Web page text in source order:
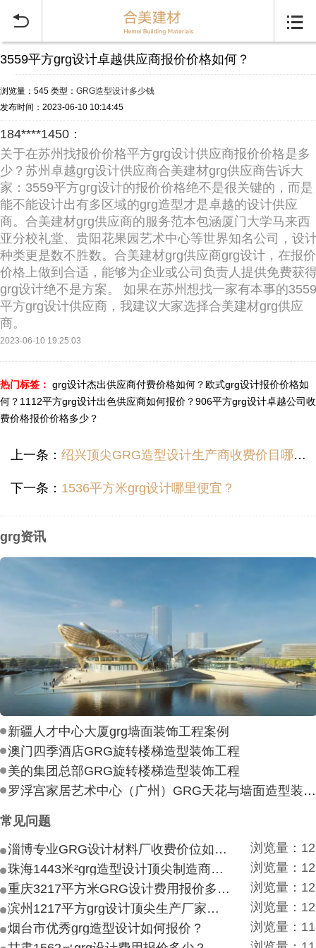
 
3559平方grg设计卓越供应商报价价格如何？
浏览量：545 类型： GRG造型设计多少钱
发布时间：2023-06-10 10:14:45
184****1450：
关于在苏州找报价价格平方grg设计供应商报价价格是多
少？苏州卓越grg设计供应商合美建材grg供应商告诉大
家：3559平方grg设计的报价价格绝不是很关键的，而是
能不能设计出有多区域的grg造型才是卓越的设计供应
商。合美建材grg供应商的服务范本包涵厦门大学马来西
亚分校礼堂、贵阳花果园艺术中心等世界知名公司，设
种类更是数不胜数。合美建材grg供应商grg设计，在报价
价格上做到合适，能够为企业或公司负责人提供免费获
grg设计绝不是方案。 如果在苏州想找一家有本事的3559
平方grg设计供应商，我建议大家选择合美建材grg供应
商。
2023-06-10 19:25:03
热门标签： grg设计杰出供应商付费价格如何？欧式grg设计报价价格如
何？ 1112平方grg设计出色供应商如何报价？906平方grg设计卓越公司收
费价格报价价格多少？
上一条： 绍兴顶尖GRG造型设计生产商收费价目哪里便宜？
下一条： 1536平方米grg设计哪里便宜？
grg资讯
新疆人才中心大厦grg墙面装饰工程案例
澳门四季酒店GRG旋转楼梯造型装饰工程
美的集团总部GRG旋转楼梯造型装饰工程
罗浮宫家居艺术中心（广州）GRG天花与墙面造型装饰工程
常见问题
淄博专业GRG设计材料厂收费价位如何？
浏览量：
珠海1443米²grg造型设计顶尖制造商付费付费多少？
浏览量：
重庆3217平方米GRG设计费用报价多少？
浏览量：
滨州1217平方grg设计顶尖生产厂家价目如何？
浏览量：
烟台市优秀grg造型设计如何报价？
浏览量：